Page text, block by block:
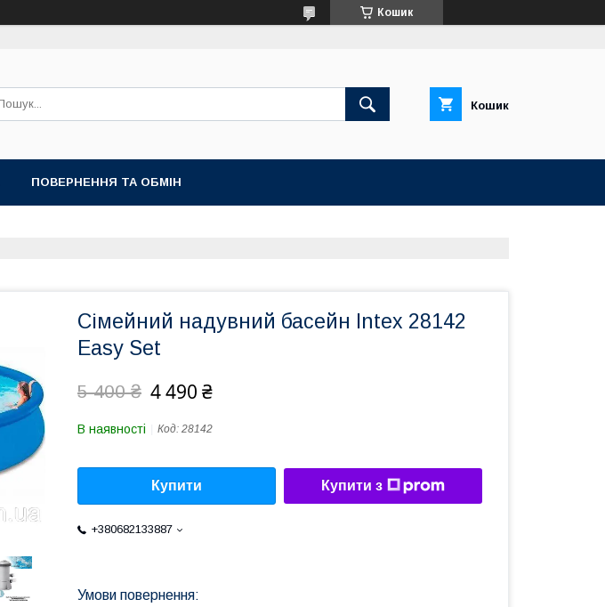
Кошик
Кошик
ПОВЕРНЕННЯ ТА ОБМІН
Сімейний надувний басейн Intex 28142
Easy Set
5 400 ₴ 4 490 ₴
В наявності Код: 28142
Купити Купити з
+380682133887